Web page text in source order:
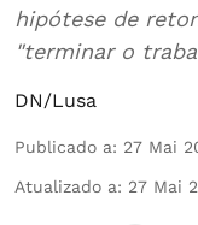
hipótese de
"terminar o
DN/Lusa
Publicado a: 27 Mai
Atualizado a: 27 Mai